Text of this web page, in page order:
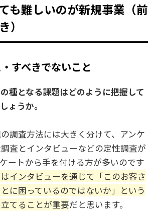
も難しいのが新規事業（前
）
すべきでないこと
となる課題はどのように把握して
ょうか。
調査方法には大きく分けて、アンケ
査とインタビューなどの定性調査が
ートから手を付ける方が多いのです
インタビューを通じて「このお客さ
に困っているのではないか」という
てることが重要だと思います。